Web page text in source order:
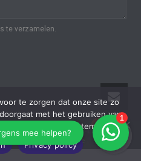
te verzamelen.
| Powered by On-Lijn in
Reclamestudio Furtice
te zorgen dat onze site zo
met het gebruiken van
dat je ermee instemt.
Privacy policy